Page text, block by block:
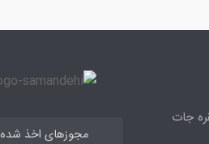
جات
مجوزهای اخذ شده